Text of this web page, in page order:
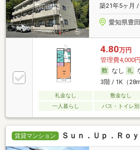
築21年5ヶ月 /
愛知県豊
4.80万円
管理費4,000円
なし
3階 / 1K（
礼金なし 敷金なし
一人暮らし
バス・トイレ別
賃貸マンション Ｓｕｎ．Ｕｐ．Ｒｏ